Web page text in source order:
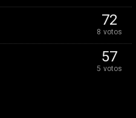
72
8 votos
57
5 votos